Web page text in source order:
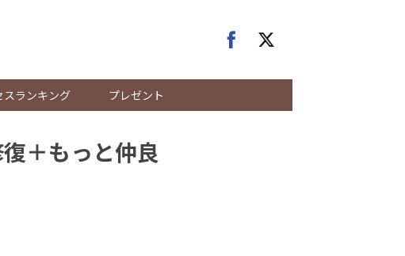
スランキング プレゼント
＋もっと仲良